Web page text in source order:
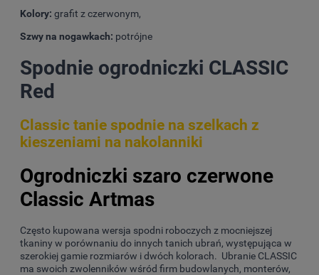
Kolory: grafit z czerwonym,
Szwy na nogawkach: potrójne
Spodnie ogrodniczki CLASSIC
Red
Classic tanie spodnie na szelkach z
kieszeniami na nakolanniki
Ogrodniczki szaro czerwone
Classic Artmas
Często kupowana wersja spodni roboczych z mocniejszej
tkaniny w porównaniu do innych tanich ubrań, występująca w
szerokiej gamie rozmiarów i dwóch kolorach. Ubranie CLASSIC
ma swoich zwolenników wśród firm budowlanych, monterów,